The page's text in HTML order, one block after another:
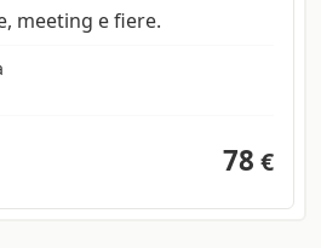
meeting e fiere.
78 €